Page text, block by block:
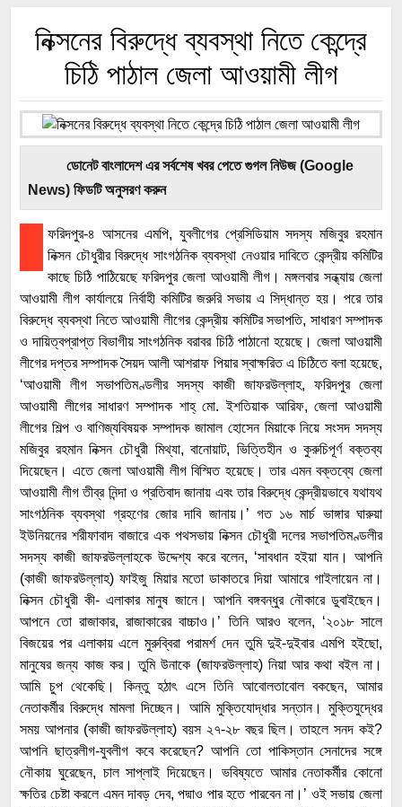
নিক্সনের বিরুদ্ধে ব্যবস্থা নিতে কেন্দ্রে
চিঠি পাঠাল জেলা আওয়ামী লীগ
ডোনেট বাংলাদেশ এর সর্বশেষ খবর পেতে গুগল নিউজ (Google
News) ফিডটি অনুসরণ করুন
ফরিদপুর-৪ আসনের এমপি, যুবলীগের প্রেসিডিয়াম সদস্য মজিবুর রহমান
নিক্সন চৌধুরীর বিরুদ্ধে সাংগঠনিক ব্যবস্থা নেওয়ার দাবিতে কেন্দ্রীয় কমিটির
কাছে চিঠি পাঠিয়েছে ফরিদপুর জেলা আওয়ামী লীগ। মঙ্গলবার সন্ধ্যায় জেলা
আওয়ামী লীগ কার্যালয়ে নির্বাহী কমিটির জরুরি সভায় এ সিদ্ধান্ত হয়। পরে তার
বিরুদ্ধে ব্যবস্থা নিতে আওয়ামী লীগের কেন্দ্রীয় কমিটির সভাপতি, সাধারণ সম্পাদক
ও দায়িত্বপ্রাপ্ত বিভাগীয় সাংগঠনিক বরাবর চিঠি পাঠানো হয়েছে। জেলা আওয়ামী
লীগের দপ্তর সম্পাদক সৈয়দ আলী আশরাফ পিয়ার স্বাক্ষরিত এ চিঠিতে বলা হয়েছে,
‘আওয়ামী লীগ সভাপতিমণ্ডলীর সদস্য কাজী জাফরউল্লাহ, ফরিদপুর জেলা
আওয়ামী লীগের সাধারণ সম্পাদক শাহ্ মো. ইশতিয়াক আরিফ, জেলা আওয়ামী
লীগের শিল্প ও বাণিজ্যবিষয়ক সম্পাদক জামাল হোসেন মিয়াকে নিয়ে সংসদ সদস্য
মজিবুর রহমান নিক্সন চৌধুরী মিথ্যা, বানোয়াট, ভিত্তিহীন ও কুরুচিপূর্ণ বক্তব্য
দিয়েছেন। এতে জেলা আওয়ামী লীগ বিস্মিত হয়েছে। তার এমন বক্তব্যে জেলা
আওয়ামী লীগ তীব্র নিন্দা ও প্রতিবাদ জানায় এবং তার বিরুদ্ধে কেন্দ্রীয়ভাবে যথাযথ
সাংগঠনিক ব্যবস্থা গ্রহণের জোর দাবি জানায়।’ গত ১৬ মার্চ ভাঙ্গার ঘারুয়া
ইউনিয়নের শরীফাবাদ বাজারে এক পথসভায় নিক্সন চৌধুরী দলের সভাপতিমণ্ডলীর
সদস্য কাজী জাফরউল্লাহকে উদ্দেশ্য করে বলেন, ‘সাবধান হইয়া যান। আপনি
(কাজী জাফরউল্লাহ) ফাইজু মিয়ার মতো ডাকাতরে দিয়া আমারে গাইলায়েন না।
নিক্সন চৌধুরী কী- এলাকার মানুষ জানে। আপনি বঙ্গবন্ধুর নৌকারে ডুবাইছেন।
আপনে তো রাজাকার, রাজাকারের বাচ্চাও।’ তিনি আরও বলেন, ‘২০১৮ সালে
বিজয়ের পর এলাকায় এলে মুরুব্বিরা পরামর্শ দেন তুমি দুই-দুইবার এমপি হইছো,
মানুষের জন্য কাজ কর। তুমি উনাকে (জাফরউল্লাহ) নিয়া আর কথা বইল না।
আমি চুপ থেকেছি। কিন্তু হঠাৎ এসে তিনি আবোলতাবোল বকছেন, আমার
নেতাকর্মীর বিরুদ্ধে মামলা দিচ্ছেন। আমি মুক্তিযোদ্ধার সন্তান। মুক্তিযুদ্ধের
সময় আপনার (কাজী জাফরউল্লাহ) বয়স ২৭-২৮ বছর ছিল। তাহলে সনদ কই?
আপনি ছাত্রলীগ-যুবলীগ কবে করেছেন? আপনি তো পাকিস্তান সেনাদের সঙ্গে
নৌকায় ঘুরেছেন, চাল সাপ্লাই দিয়েছেন। ভবিষ্যতে আমার নেতাকর্মীর কোনো
ক্ষতির চেষ্টা করলে এমন দাবড় দেব, পদ্মাও পার হতে পারবেন না।’ ওই সভায় জেলা